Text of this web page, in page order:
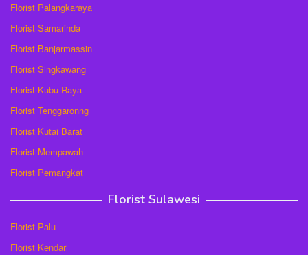
Florist Palangkaraya
Florist Samarinda
Florist Banjarmassin
Florist Singkawang
Florist Kubu Raya
Florist Tenggaronng
Florist Kutai Barat
Florist Mempawah
Florist Pemangkat
Florist Sulawesi
Florist Palu
Florist Kendari